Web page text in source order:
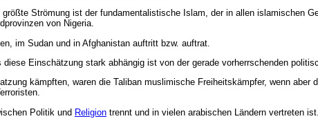
Strömung ist der fundamentalistische Islam, der in allen islamischen
von Nigeria.
im Sudan und in Afghanistan auftritt bzw. auftrat.
Einschätzung stark abhängig ist von der gerade vorherrschenden
kämpften, waren die Taliban muslimische Freiheitskämpfer, wenn aber
Politik und Religion trennt und in vielen arabischen Ländern vertreten ist.